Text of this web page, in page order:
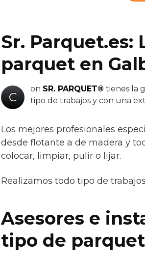
Sr. Parquet.es:
parquet en
C
on SR. PARQUET® tienes la
tipo de trabajos y con una
Los mejores profesionales
desde flotante a de madera y
colocar, limpiar, pulir o lijar.
Realizamos todo tipo de
Asesores e
tipo de